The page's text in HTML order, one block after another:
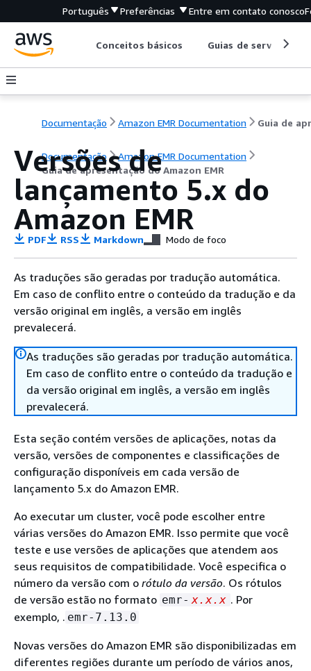
Português Preferências Entre em contato conosco
Conceitos básicos Guias de serviço
Documentação Amazon EMR Documentation
Documentação
Amazon EMR Documentation
Guia de apresentação do Amazon EMR
Versões de
lançamento 5.x do
Amazon EMR
PDF RSS Markdown Modo de foco
As traduções são geradas por tradução automática.
Em caso de conflito entre o conteúdo da tradução e da
versão original em inglês, a versão em inglês
prevalecerá.
As traduções são geradas por tradução automática.
Em caso de conflito entre o conteúdo da tradução e
da versão original em inglês, a versão em inglês
prevalecerá.
Esta seção contém versões de aplicações, notas da
versão, versões de componentes e classificações de
configuração disponíveis em cada versão de
lançamento 5.x do Amazon EMR.
Ao executar um cluster, você pode escolher entre
várias versões do Amazon EMR. Isso permite que você
teste e use versões de aplicações que atendem aos
seus requisitos de compatibilidade. Você especifica o
número da versão com o rótulo da versão. Os rótulos
de versão estão no formato emr- x.x.x . Por
exemplo, . emr-7.13.0
Novas versões do Amazon EMR são disponibilizadas em
diferentes regiões durante um período de vários anos,